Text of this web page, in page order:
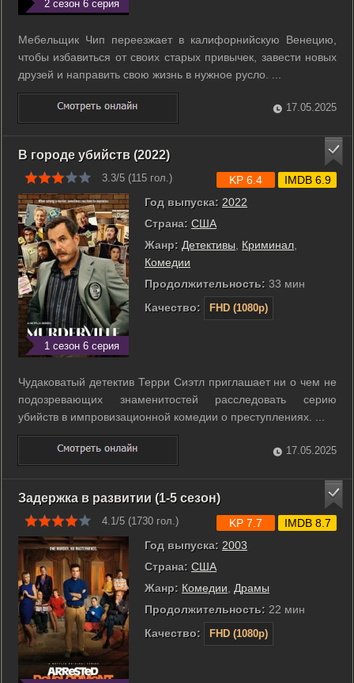
2 сезон 6 серия
Мебельщик Чип переезжает в калифорнийскую Венецию,
чтобы избавиться от своих старых привычек, завести новых
друзей и направить свою жизнь в нужное русло. ...
17.05.2025
В городе убийств (2022)
3.3/5 (115 гол.)
1 сезон 6 серия
Год выпуска: 2022
Страна: США
Жанр: Детективы Криминал
Комедии
Продолжительность: 33 мин
Качество:
FHD (1080p)
KP 6.4 IMDB 6.9
Чудаковатый детектив Терри Сиэтл приглашает ни о чем не
подозревающих знаменитостей расследовать серию
убийств в импровизационной комедии о преступлениях. ...
17.05.2025
Задержка в развитии (1-5 сезон)
4.1/5 (1730 гол.)
Год выпуска: 2003
Страна: США
Жанр: Комедии
Драмы
Продолжительность: 22 мин
Качество:
FHD (1080p)
KP 7.7 IMDB 8.7